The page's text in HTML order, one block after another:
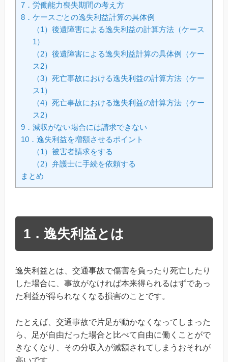
7．労働能力喪失期間の考え方
8．ケースごとの逸失利益計算の具体例
（1）後遺障害による逸失利益の計算方法（ケース
1）
（2）後遺障害による逸失利益計算の具体例（ケー
ス2）
（3）死亡事故における逸失利益の計算方法（ケー
ス1）
（4）死亡事故における逸失利益の計算方法（ケー
ス2）
9．減収がない場合には請求できない
10．逸失利益を増額させるポイント
（1）被害者請求をする
（2）弁護士に手続を依頼する
まとめ
1．逸失利益とは
逸失利益とは、交通事故で傷害を負ったり死亡したり
した場合に、事故がなければ本来得られるはずであっ
た利益が得られなくなる損害のことです。
たとえば、交通事故で片足が動かなくなってしまった
ら、足が自由だった場合と比べて自由に働くことがで
きなくなり、その分収入が減額されてしまうおそれが
高いです。